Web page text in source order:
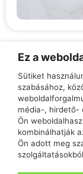
Teljeskörű
Tatabánya,
Tatabánya,
Ez a
Sütiket
szabásához,
média-, hirdető-
Ön
kombinálhatják
Ön adott meg